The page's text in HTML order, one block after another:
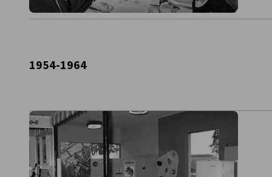
Escudos auf 10.000 Millionen. Im gleichen
Millionen auf 3.000 Millionen Escudos.
Deutschland mit einem an diese Realität
der Revolution vom 25. April 1974.
1954-1964
Gründung der Kammer
10. November 1954 - Gründung der ersten
Gründungsunternehmen. Gründungspräsident